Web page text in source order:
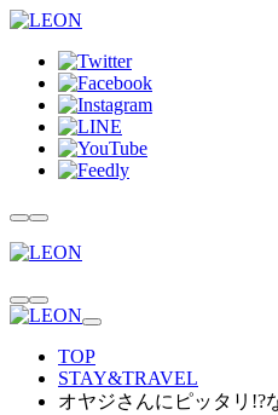
TOP
STAY&TRAVEL
オヤジさんにピッタリ!?